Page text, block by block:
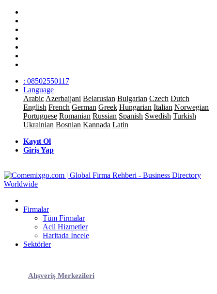
: 08502550117
Language
Arabic Azerbaijani Belarusian Bulgarian Czech Dutch
English French German Greek Hungarian Italian Norwegian
Portuguese Romanian Russian Spanish Swedish Turkish
Ukrainian Bosnian Kannada Latin
Kayıt Ol
Giriş Yap
Firmalar
Tüm Firmalar
Acil Hizmetler
Haritada İncele
Sektörler
Alışveriş Merkezileri